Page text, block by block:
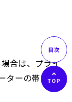
合は、プライ
ターの帯域や